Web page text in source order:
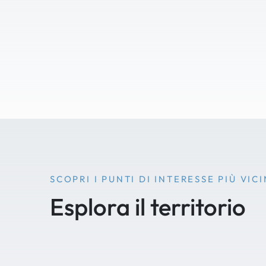
SCOPRI I PUNTI DI INTERESSE PIÙ
Esplora il territorio